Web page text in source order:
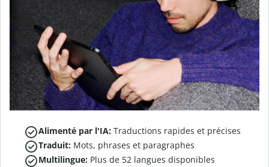
Alimenté par l'IA: Traductions rapides et précises
Traduit: Mots, phrases et paragraphes
Multilingue: Plus de 52 langues disponibles